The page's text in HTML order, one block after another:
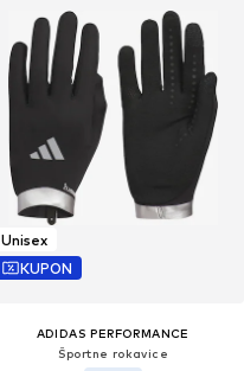
Unisex
KUPON
ADIDAS PERFORMANCE
Športne rokavice